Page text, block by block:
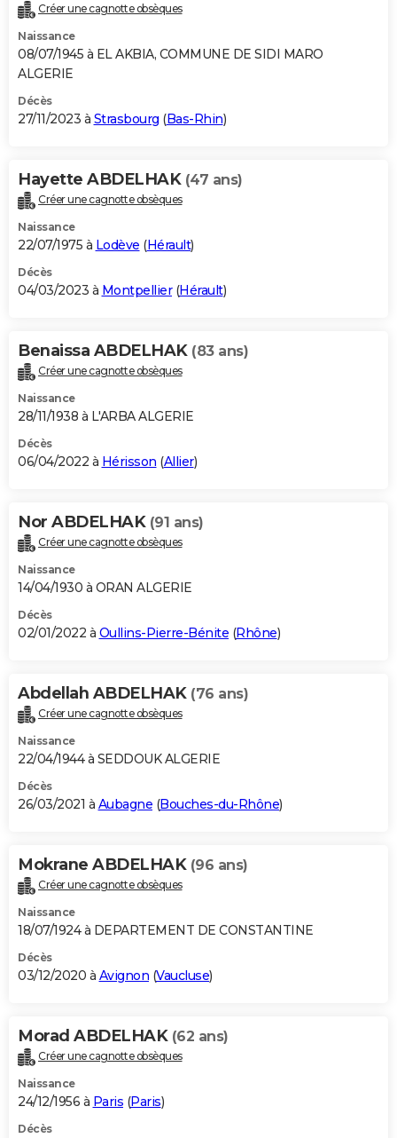
Créer une cagnotte obsèques
Naissance
08/07/1945 à EL AKBIA, COMMUNE DE SIDI MARO
ALGERIE
Décès
27/11/2023 à Strasbourg (Bas-Rhin)
Hayette ABDELHAK (47 ans)
Créer une cagnotte obsèques
Naissance
22/07/1975 à Lodève (Hérault)
Décès
04/03/2023 à Montpellier(Hérault)
Benaissa ABDELHAK (83 ans)
Créer une cagnotte obsèques
Naissance
28/11/1938 à L'ARBA ALGERIE
Décès
06/04/2022 à Hérisson (Allier)
Nor ABDELHAK (91 ans)
Créer une cagnotte obsèques
Naissance
14/04/1930 à ORAN ALGERIE
Décès
02/01/2022 à Oullins-Pierre-Bénite (Rhône)
Abdellah ABDELHAK (76 ans)
Créer une cagnotte obsèques
Naissance
22/04/1944 à SEDDOUK ALGERIE
Décès
26/03/2021 à Aubagne (Bouches-du-Rhône)
Mokrane ABDELHAK (96 ans)
Créer une cagnotte obsèques
Naissance
18/07/1924 à DEPARTEMENT DE CONSTANTINE
Décès
03/12/2020 à Avignon (Vaucluse)
Morad ABDELHAK (62 ans)
Créer une cagnotte obsèques
Naissance
24/12/1956 à Paris (Paris)
Décès